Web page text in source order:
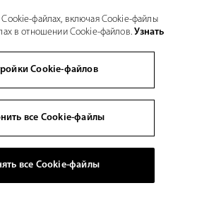
файлах, включая Cookie-файлы
в отношении Cookie-файлов.Узнать
Cookie-файлов
все Cookie-файлы
все Cookie-файлы